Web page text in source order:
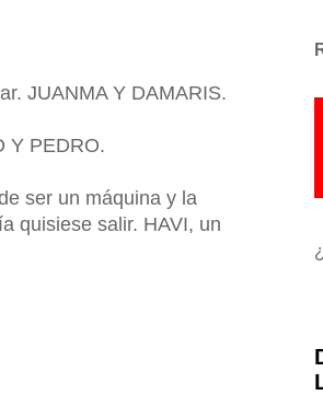
JUANMA Y DAMARIS.
Y PEDRO.
ser un máquina y la
quisiese salir. HAVI, un
¿